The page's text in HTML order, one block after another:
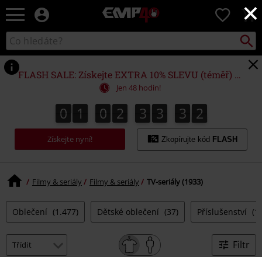
×
EMP
Hudba,
filmy
&
seriály,
Merch
pro
hráče,
Alternativní
0
Katalog
vyhledávání
FLASH SALE: Získejte EXTRA 10% SLEVU (téměř) NA VŠE*
Jen 48 hodin!
0
0 1
1 0
0 2
2 3
3 3
3 3
3 0
1
0
2
1
Získejte nyní! Zkopírujte kód FLASH
Filmy & seriály Filmy & seriály TV-seriály (1933)
Oblečení (1.477) Dětské oblečení (37) Příslušenství
Filtr